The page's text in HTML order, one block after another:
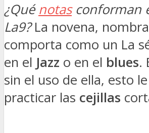
¿Qué notasconforman
La9?La novena,
comporta como un La
en el Jazz o en el blues.
sin el uso de ella, esto
practicar las cejillas